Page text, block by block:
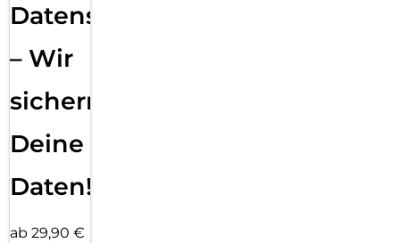
Datensicherung
– Wir
sichern
Deine
Daten!
ab 29,90 €